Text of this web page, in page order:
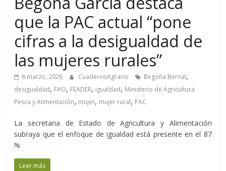
que la PAC actual “pone
cifras a la desigualdad de
las mujeres rurales”
8 marzo, 2026 CuadernoAgrario Begoña Bernal,
desigualdad, FAO, FEADER, igualdad, Ministerio de Agricultura
Pesca y Alimentación, mujer, mujer rural, PAC
La secretaria de Estado de Agricultura y Alimentación
subraya que el enfoque de igualdad está presente en el 87
%
Leer más